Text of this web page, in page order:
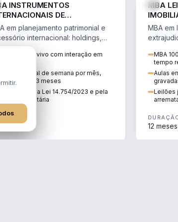
INSTRUMENTOS
DE
PATRIMONIAL &
em planejamento patrimonial e
internacional: holdings,
e offshore sob a Lei
2023 e a Reforma Tributária.
100% ao vivo com interação em
em 1 final de semana por mês,
por 3 meses
pela Lei 14.754/2023 e pela
Tributária
MBA
MBA em
MBA
tempo
Aulas
Leilões
12 meses